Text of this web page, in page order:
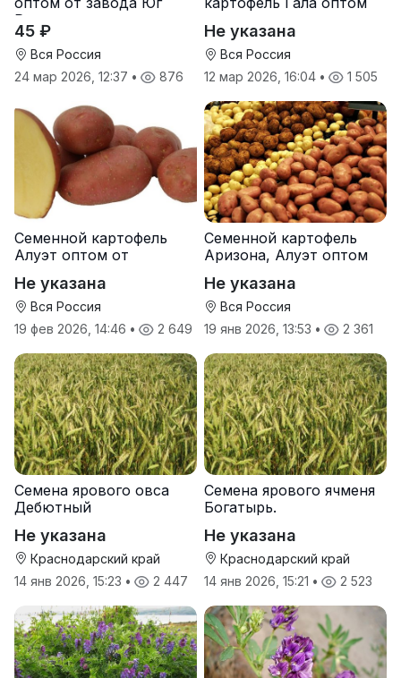
Руси
45 ₽
Вся Россия
24 мар 2026, 12:37 • 876
Не указана
Вся Россия
12 мар 2026, 16:04 • 1 505
Семенной картофель
Алуэт оптом от
Не указана
Вся Россия
19 фев 2026, 14:46 • 2 649
Семенной картофель
Аризона, Алуэт оптом
Не указана
Вся Россия
19 янв 2026, 13:53 • 2 361
Семена ярового овса
Дебютный
Не указана
Краснодарский край
14 янв 2026, 15:23 • 2 447
Семена ярового ячменя
Богатырь.
Не указана
Краснодарский край
14 янв 2026, 15:21 • 2 523